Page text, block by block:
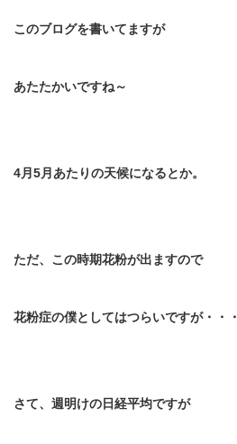
このブログを書いてますが
あたたかいですね～
4月 5月あたりの天候になるとか。
ただ、この時期花粉が出ますので
花粉症の僕としてはつらいですが・・・
さて、週明けの日経平均ですが